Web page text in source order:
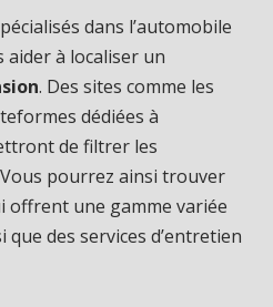
dans l’automobile
à localiser un
. Des sites comme les
dédiées à
de filtrer les
pourrez ainsi trouver
offrent une gamme variée
que des services d’entretien